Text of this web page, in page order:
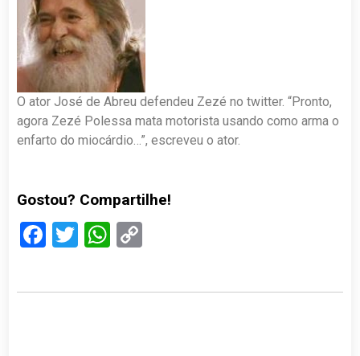
O ator José de Abreu defendeu Zezé no twitter. “Pronto,
agora Zezé Polessa mata motorista usando como arma o
enfarto do miocárdio…”, escreveu o ator.
Gostou? Compartilhe!
Facebook
TwitterWhatsApp